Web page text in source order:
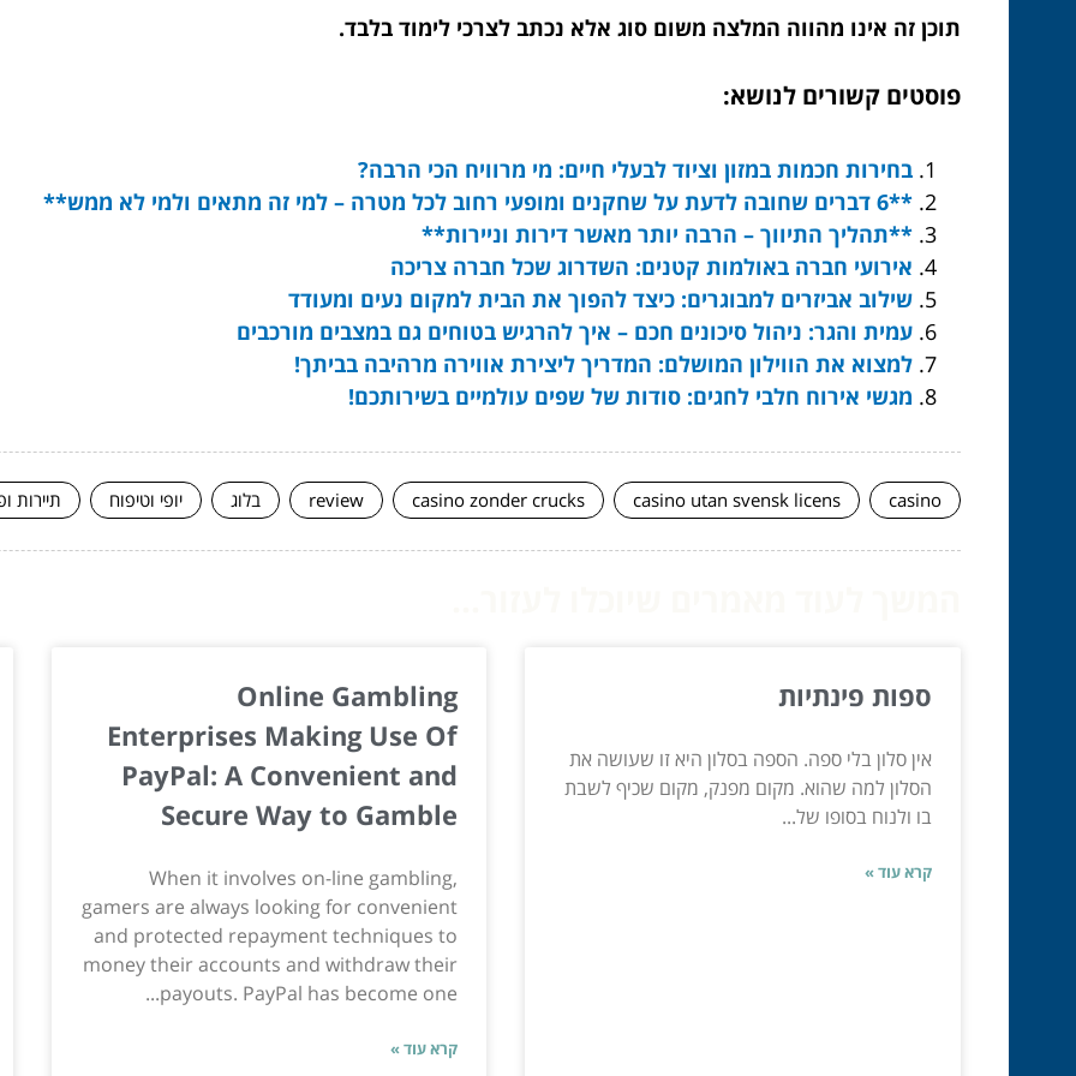
תוכן זה אינו מהווה המלצה משום סוג אלא נכתב לצרכי לימוד בלבד.
פוסטים קשורים לנושא:
בחירות חכמות במזון וציוד לבעלי חיים: מי מרוויח הכי הרבה?
**6 דברים שחובה לדעת על שחקנים ומופעי רחוב לכל מטרה – למי זה מתאים ולמי לא ממש**
**תהליך התיווך – הרבה יותר מאשר דירות וניירות**
אירועי חברה באולמות קטנים: השדרוג שכל חברה צריכה
שילוב אביזרים למבוגרים: כיצד להפוך את הבית למקום נעים ומעודד
עמית והגר: ניהול סיכונים חכם – איך להרגיש בטוחים גם במצבים מורכבים
למצוא את הווילון המושלם: המדריך ליצירת אווירה מרהיבה בביתך!
מגשי אירוח חלבי לחגים: סודות של שפים עולמיים בשירותכם!
casino
casino utan svensk licens
casino zonder crucks
review בלוג יופי וטיפוח תיירות
ספות פינתיות
אין סלון בלי ספה. הספה בסלון היא זו שעושה את
הסלון למה שהוא. מקום מפנק, מקום שכיף לשבת
בו ולנוח בסופו של...
קרא עוד »
Online Gambling
Enterprises Making Use Of
PayPal: A Convenient and
Secure Way to Gamble
When it involves on-line gambling,
gamers are always looking for convenient
and protected repayment techniques to
money their accounts and withdraw their
payouts. PayPal has become one...
קרא עוד »